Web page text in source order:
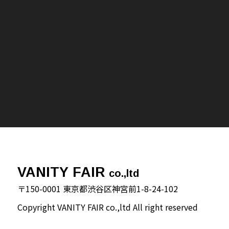
VANITY FAIR co.,ltd
〒150-0001 東京都渋谷区神宮前1-8-24-102
Copyright VANITY FAIR co.,ltd All right reserved